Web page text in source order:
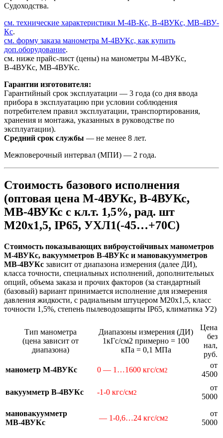
Судоходства.
см. технические характеристики М-4В-Кс, В-4ВУКс, МВ-4ВУ-
Кс.
см. форму заказа манометра М-4ВУКс, как купить
доп.оборудование.
см. ниже прайс-лист (цены) на манометры М-4ВУКс,
В-4ВУКс, МВ-4ВУКс.
Гарантии изготовителя:
Гарантийный срок эксплуатации — 3 года (со дня ввода
прибора в эксплуатацию при условии соблюдения
потребителем правил эксплуатации, транспортирования,
хранения и монтажа, указанных в руководстве по
эксплуатации).
Средний срок службы — не менее 8 лет.
Межповерочный интервал (МПИ) — 2 года.
Стоимость базового исполнения
(оптовая цена М-4ВУКс, В-4ВУКс,
МВ-4ВУКс с кл.т. 1,5%, рад. шт
М20х1,5, IP65, УХЛ1(-45…+70С)
Стоимость показывающих виброустойчивых манометров
М-4ВУКс, вакуумметров В-4ВУКс и мановакуумметров
МВ-4ВУКс зависит от диапазона измерения (далее ДИ),
класса точности, специальных исполнений, дополнительных
опций, объема заказа и прочих факторов (за стандартный
(базовый) вариант принимается исполнение для измерения
давления жидкости, с радиальным штуцером М20х1,5, класс
точности 1,5%, степень пылеводозащиты IP65, климатика У2)
Тип манометра
(цена зависит от
диапазона)
Диапазоны измерения (ДИ)
1кГс/см2 примерно = 100
кПа = 0,1 МПа
Цена
без
нал,
руб.
манометр М-4ВУКс
0 — 1…1600 кгс/см2
от
4500
вакуумметр В-4ВУКс -1-0 кгс/см2
от
5000
мановакуумметр
МВ-4ВУКс
— 1-0,6…24 кгс/см2
от
5000